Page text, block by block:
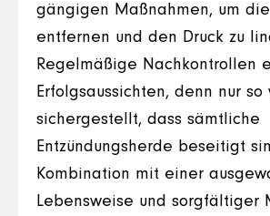
gängigen Maßnahmen, um
entfernen und den Druck zu
Regelmäßige Nachkontrollen
Erfolgsaussichten, denn nur so
sichergestellt, dass sämtliche
Entzündungsherde beseitigt
Kombination mit einer
Lebensweise und sorgfältiger